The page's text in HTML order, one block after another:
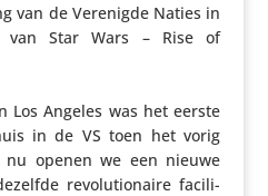
van de Verenigde Naties in
van Star Wars – Rise of
Los Angeles was het eerste
in de VS toen het vorig
openen we een nieuwe
revo­lu­ti­o­naire faci­li­